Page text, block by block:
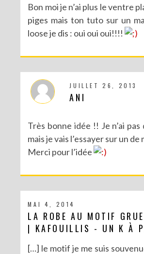
Bon moi je n’ai plus le ventre
piges mais ton tuto sur un
loose je dis : oui oui oui!!!!
JUILLET 26, 2013
ANI
Très bonne idée !! Je n’ai
mais je vais l’essayer sur un de
Merci pour l’idée
MAI 4, 2014
LA ROBE AU MOTIF
| KAFOUILLIS - UN K À
[…] le motif je me suis